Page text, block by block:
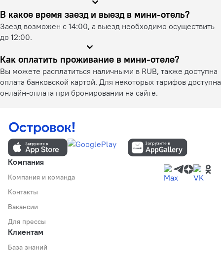
В какое время заезд и выезд в мини-отель?
Заезд возможен с 14:00, а выезд необходимо осуществить
до 12:00.
Как оплатить проживание в мини-отеле?
Вы можете расплатиться наличными в RUB, также доступна
оплата банковской картой. Для некоторых тарифов доступна
онлайн-оплата при бронировании на сайте.
Компания
Компания и команда
Контакты
Вакансии
Для прессы
Клиентам
База знаний